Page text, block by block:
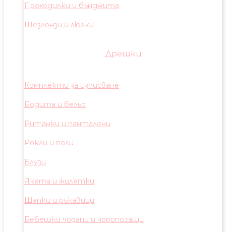
Проходилки и бънджита
Шезлонзи и люлки
Дрешки
Комплекти за изписване
Бодита и бельо
Ританки и панталони
Рокли и поли
Блузи
Якета и жилетки
Шапки и ръкавици
Бебешки чорапи и чоропогащи